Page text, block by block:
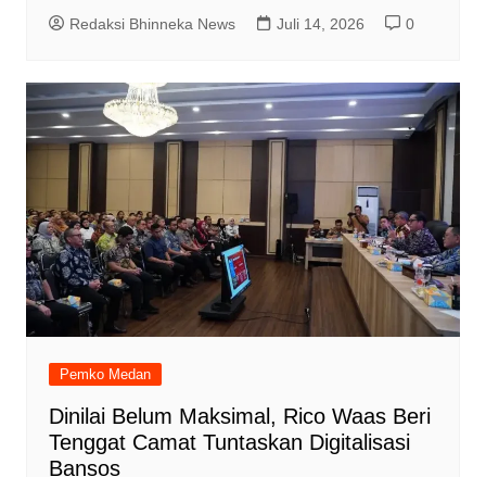
Redaksi Bhinneka News Juli 14, 2026 0
Pemko Medan
Dinilai Belum Maksimal, Rico Waas Beri
Tenggat Camat Tuntaskan Digitalisasi
Bansos